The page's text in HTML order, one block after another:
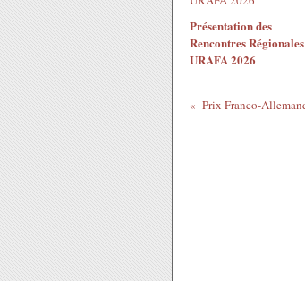
Présentation des
Rencontres Régionales
URAFA 2026